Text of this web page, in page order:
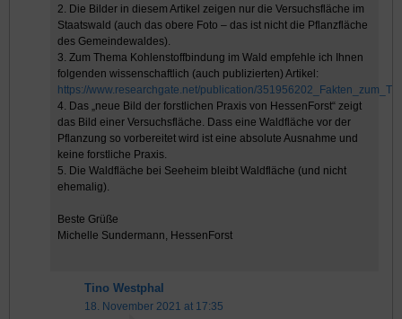
2. Die Bilder in diesem Artikel zeigen nur die Versuchsfläche im
Staatswald (auch das obere Foto – das ist nicht die Pflanzfläche
des Gemeindewaldes).
3. Zum Thema Kohlenstoffbindung im Wald empfehle ich Ihnen
folgenden wissenschaftlich (auch publizierten) Artikel:
https://www.researchgate.net/publication/
4. Das „neue Bild der forstlichen Praxis von HessenForst“ zeigt
das Bild einer Versuchsfläche. Dass eine Waldfläche vor der
Pflanzung so vorbereitet wird ist eine absolute Ausnahme und
keine forstliche Praxis.
5. Die Waldfläche bei Seeheim bleibt Waldfläche (und nicht
ehemalig).
Beste Grüße
Michelle Sundermann, HessenForst
Tino Westphal
18. November 2021 at 17:35